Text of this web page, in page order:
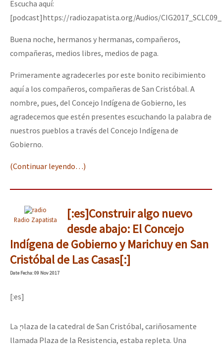
Escucha aquí:
[podcast]https://radiozapatista.org/Audios/
Buena noche, hermanos y hermanas, compañeros,
compañeras, medios libres, medios de paga.
Primeramente agradecerles por este bonito recibimiento
aquí a los compañeros, compañeras de San Cristóbal. A
nombre, pues, del Concejo Indígena de Gobierno, les
agradecemos que estén presentes escuchando la palabra de
nuestros pueblos a través del Concejo Indígena de
Gobierno.
(Continuar leyendo…)
Radio Zapatista
[:es]Construir algo nuevo
desde abajo: El Concejo
Indígena de Gobierno y Marichuy en San
Cristóbal de Las Casas[:]
DateFecha: 09 Nov 2017
[:es]
La plaza de la catedral de San Cristóbal, cariñosamente
llamada Plaza de la Resistencia, estaba repleta. Una